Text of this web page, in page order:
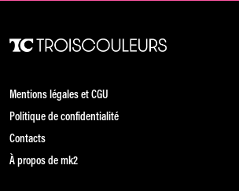
Mentions légales et CGU
Politique de confidentialité
Contacts
À propos de mk2